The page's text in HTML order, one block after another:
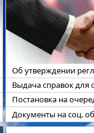
Об утверждении
Выдача справок для
Постановка на
Документы на соц.